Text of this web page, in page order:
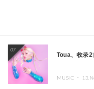
07
Toua、收录
MUSIC ・